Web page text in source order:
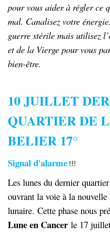
pour vous aider à régler ce
mal. Canalisez votre
guerre stérile mais utilisez
et de la Vierge pour vous
bien-être.
10 JUILLET
QUARTIER DE
BELIER 17°
Signal d'alarme !!!
Les lunes du dernier
ouvrant la voie à la
lunaire. Cette phase nous
Lune en Cancer le 17